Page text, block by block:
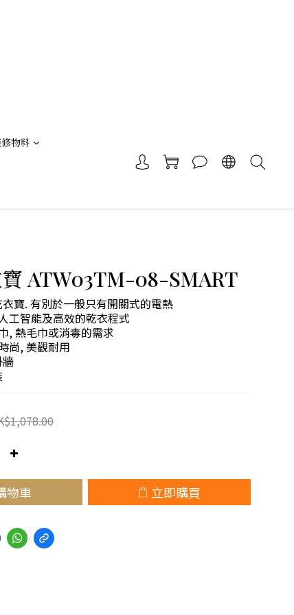
物料
ATW03TM-08-SMART
寶. 有別於一般只有開關式的電熱
工智能及高效的乾衣程式
, 熱毛巾或消毒的需求
尚, 美觀耐用
物車 立即購買